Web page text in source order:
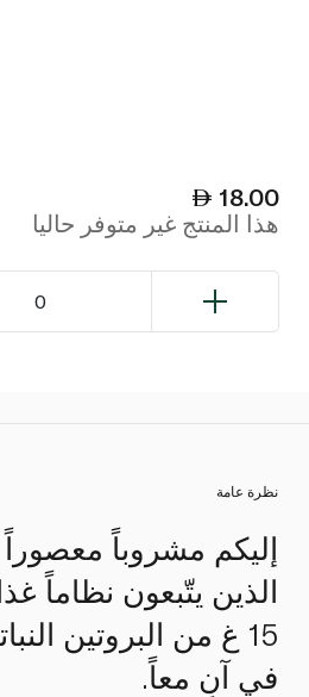
18.00
هذا المنتج غير متوفر حاليا
0
نظرة عامة
إليكم مشروباً
الذين يتّبعون نظاماً
15 غ من البروتين
في آنٍ معاً.